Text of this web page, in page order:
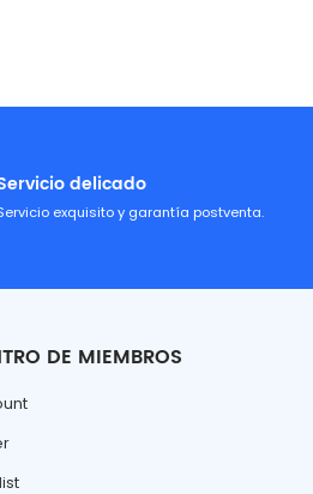
delicado
exquisito y garantía postventa.
DE MIEMBROS